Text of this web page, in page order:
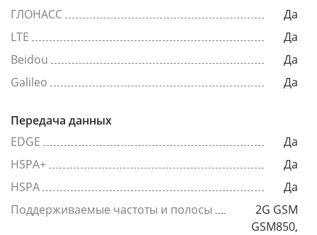
ГЛОНАСС
Да
LTE
Да
Beidou
Да
Galileo
Да
Передача данных
EDGE
Да
HSPA+
Да
HSPA
Да
Поддерживаемые частоты и полосы
2G GSM
GSM850,